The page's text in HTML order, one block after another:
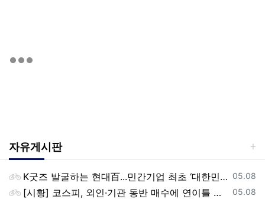
자유게시판
등록일
05.08
K굿즈 발굴하는 현대百...민간기업 최초 ‘대한민국 관광공모전’ 후원
등록일
05.08
[시황] 코스피, 외인·기관 동반 매수에 연이틀 상승…2745.05 마감